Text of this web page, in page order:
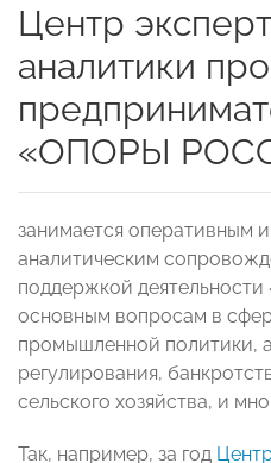
Центр
аналитики
«ОПОРЫ
занимается оперативным
аналитическим
поддержкой
основным вопросам в
промышленной политики,
регулирования,
сельского хозяйства, и
Так, например, за год